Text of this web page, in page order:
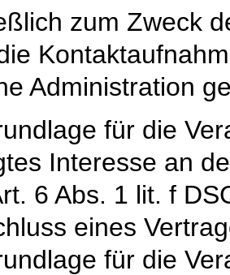
zum Zweck
Administration
für die
Interesse an
6 Abs. 1 lit. f
eines
für die